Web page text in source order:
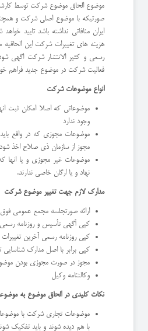
موضوع الحاق موضوع شرکت توسط
صورتیکه با موضوع اصلی شرکت و
ایران منافاتی نداشته باشد تایید
هزینه های تغییرات شرکت این الحاقیه
رسمی و کثیر الانتشار شرکت اگهی
فعالیت شرکت در موضوع جدید فراهم
انواع موضوعات شرکت
موضوعاتی که اصلا امکان ثبت
وجود ندارد
موضوعات مجوزی که در واقع
مجوز از سازمان ذی صلاح اخذ شود
موضوعات غیر مجوزی و یا انها
نهاد و یا ارگان خاصی ندارند.
مدارک لازم جهت تغییر موضوع شرکت
ارائه صورتجلسه مجمع عمومی فوق
کپی آگهی تأسیس و روزنامه
کپی روزنامه رسمی آخرین
کپی برابر با اصل مدارک
مجوز در صورت مجوزی بودن
وکالتنامه وکیل
نکات کلیدی در الحاق موضوع به
موضوعات تجاری شرکت با
با هم دیده شوند و باید تفکیک